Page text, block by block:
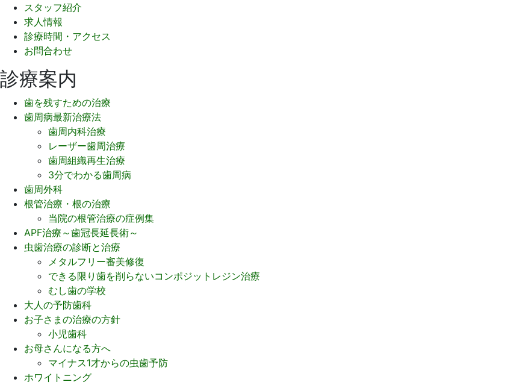
スタッフ紹介
求人情報
診療時間・アクセス
お問合わせ
診療案内
歯を残すための治療
歯周病最新治療法
歯周内科治療
レーザー歯周治療
歯周組織再生治療
3分でわかる歯周病
歯周外科
根管治療・根の治療
当院の根管治療の症例集
APF治療～歯冠長延長術～
虫歯治療の診断と治療
メタルフリー審美修復
できる限り歯を削らないコンポジットレジン治療
むし歯の学校
大人の予防歯科
お子さまの治療の方針
小児歯科
お母さんになる方へ
マイナス1才からの虫歯予防
ホワイトニング